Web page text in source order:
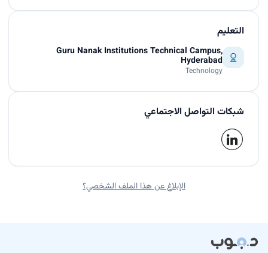
التعليم
Guru Nanak Institutions Technical Campus,
Hyderabad
Technology
شبكات التواصل الاجتماعي
الإبلاغ عن هذا الملف الشخصي؟